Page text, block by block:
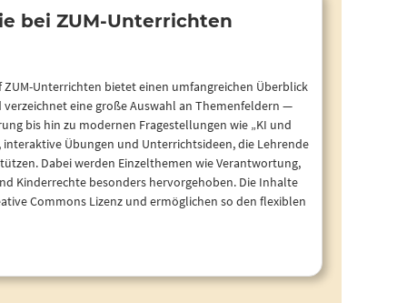
bei ZUM-Unterrichten
ZUM-Unterrichten bietet einen umfangreichen Überblick
eine große Auswahl an Themenfeldern —
bis hin zu modernen Fragestellungen wie „KI und
interaktive Übungen und Unterrichtsideen, die Lehrende
Dabei werden Einzelthemen wie Verantwortung,
Kinderrechte besonders hervorgehoben. Die Inhalte
Commons Lizenz und ermöglichen so den flexiblen